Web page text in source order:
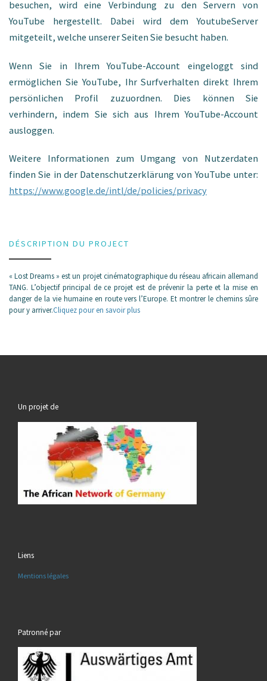
besuchen, wird eine Verbindung zu den Servern von
YouTube hergestellt. Dabei wird dem YoutubeServer
mitgeteilt, welche unserer Seiten Sie besucht haben.
Wenn Sie in Ihrem YouTube-Account eingeloggt sind
ermöglichen Sie YouTube, Ihr Surfverhalten direkt Ihrem
persönlichen Profil zuzuordnen. Dies können Sie
verhindern, indem Sie sich aus Ihrem YouTube-Account
ausloggen.
Weitere Informationen zum Umgang von Nutzerdaten
finden Sie in der Datenschutzerklärung von YouTube unter:
https://www.google.de/intl/de/policies/privacy
DÉSCRIPTION DU PROJECT
« Lost Dreams » est un projet cinématographique du réseau africain allemand
TANG. L’objectif principal de ce projet est de prévenir la perte et la mise en
danger de la vie humaine en route vers l’Europe. Et montrer le chemins sûre
pour y arriver.Cliquez pour en savoir plus
Un projet de
Liens
Mentions légales
Patronné par